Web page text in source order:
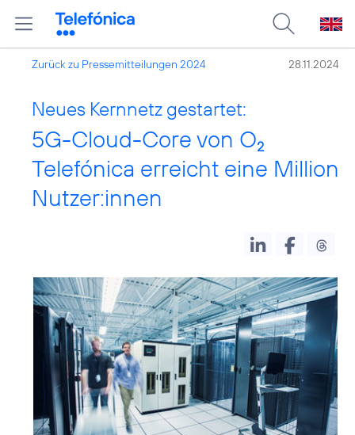
Zurück zu Pressemitteilungen 2024 28.11.2024
Neues Kernnetz gestartet:
5G-Cloud-Core von O2
Telefónica erreicht eine Million
Nutzer:innen